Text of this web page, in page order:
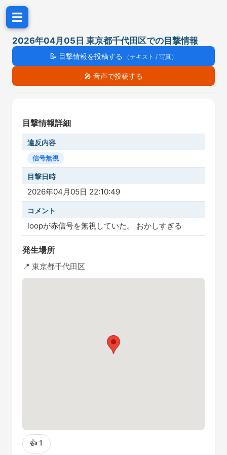
☰
2026年04月05日 東京都千代田区での目撃情報
📝 目撃情報を投稿する （テキスト / 写真）
🎤 音声で投稿する
目撃情報詳細
違反内容
信号無視
目撃日時
2026年04月05日 22:10:49
コメント
loopが赤信号を無視していた。 おかしすぎる
発生場所
📍 東京都千代田区
👍 1